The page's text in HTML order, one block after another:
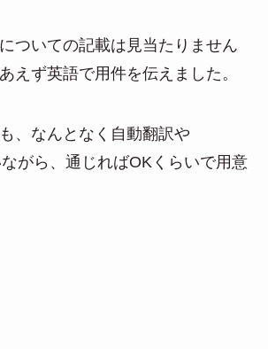
ついての記載は見当たりません
えず英語で用件を伝えました。
、なんとなく自動翻訳や
がら、通じればOKくらいで用意